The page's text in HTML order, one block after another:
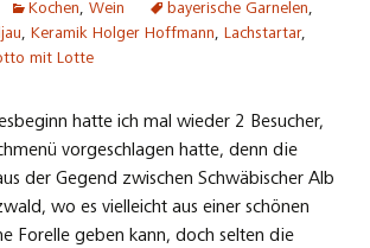
Kochen, Wein bayerische Garnelen,
, Keramik Holger Hoffmann, Lachstartar,
mit Lotte
hatte ich mal wieder 2 Besucher,
vorgeschlagen hatte, denn die
der Gegend zwischen Schwäbischer Alb
wo es vielleicht aus einer schönen
Forelle geben kann, doch selten die